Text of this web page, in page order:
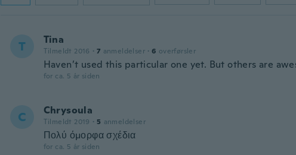
T Tina
Tilmeldt 2016 · 7 anmeldelser · 6 overførsler
Haven’t used this particular one yet. But others are
for ca. 5 år siden
C Chrysoula
Tilmeldt 2019 · 5 anmeldelser
Πολύ όμορφα σχέδια
for ca. 5 år siden